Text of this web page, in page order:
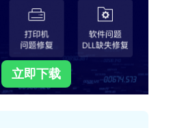
立即下载